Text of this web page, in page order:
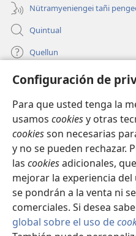
Configuración de
Para que usted tenga la
usamos cookiesy otras
cookiesson necesarias
y no se pueden rechazar.
las cookiesadicionales,
mejorar la experiencia
se pondrán a la venta ni
comerciales. Si desea
global sobre el uso de
Nütramyeniengei tañi
Quintual
Quellun
Tami quelluntucuquem
quiñe
hue
pestaña
mu)
INTERNET MÜLEYECHI
(peafiel
quiñe
hue
pestaña
mu)
JW Hub
(peafiel
quiñe
hue
pestaña
mu)
JW Library ®